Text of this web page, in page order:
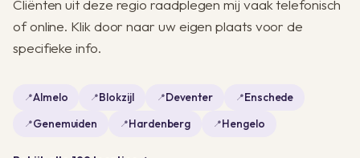
Cliënten uit deze regio raadplegen mij vaak telefonisch
of online. Klik door naar uw eigen plaats voor de
specifieke info.
Almelo Blokzijl Deventer
Enschede
Genemuiden
Hardenberg Hengelo